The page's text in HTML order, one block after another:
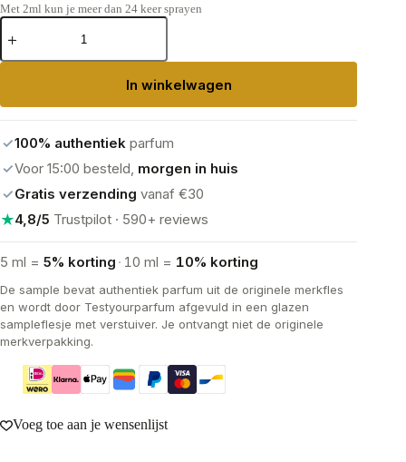
Met 2ml kun je meer dan 24 keer sprayen
Lattafa
Yara
de
In winkelwagen
✓100% authentiek parfum
✓Voor 15:00 besteld, morgen in huis
✓Gratis verzending vanaf €30
★4,8/5 Trustpilot · 590+ reviews
5 ml = 5% korting · 10 ml = 10% korting
De sample bevat authentiek parfum uit de originele merkfles
en wordt door Testyourparfum afgevuld in een glazen
sampleflesje met verstuiver. Je ontvangt niet de originele
merkverpakking.
Voeg toe aan je wensenlijst